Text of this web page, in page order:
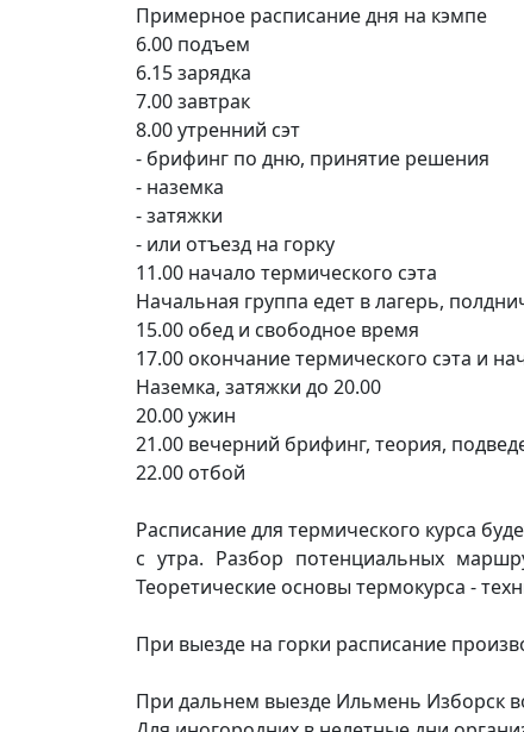
Примерное расписание дня на кэмпе
6.00 подъем
6.15 зарядка
7.00 завтрак
8.00 утренний сэт
- брифинг по дню, принятие решения
- ⁠наземка
- ⁠затяжки
- ⁠или отъезд на горку
11.00 начало термического сэта
Начальная группа едет в лагерь,
15.00 обед и свободное время
17.00 окончание термического сэта и
Наземка, затяжки до 20.00
20.00 ужин
21.00 вечерний брифинг, теория,
22.00 отбой
Расписание для термического курса
с утра. Разбор потенциальных
Теоретические основы термокурса -
При выезде на горки расписание
При дальнем выезде Ильмень Изборск